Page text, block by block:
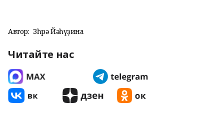
Автор: Зөһрә Йәһүҙина
Читайте нас